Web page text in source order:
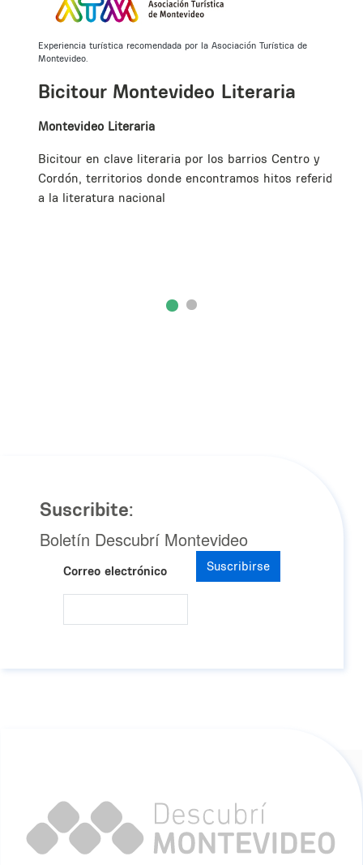
Experiencia turística recomendada por la Asociación Turística de
Montevideo.
Bicitour Montevideo Literaria
Montevideo Literaria
Bicitour en clave literaria por los barrios Centro y
Cordón, territorios donde encontramos hitos referidos
a la literatura nacional
Suscribite:
Boletín Descubrí Montevideo
Correo electrónico Suscribirse